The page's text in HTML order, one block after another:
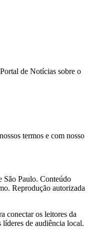
de Notícias sobre o
termos e com nosso
São Paulo. Conteúdo
Reprodução autorizada
conectar os leitores da
de audiência local.